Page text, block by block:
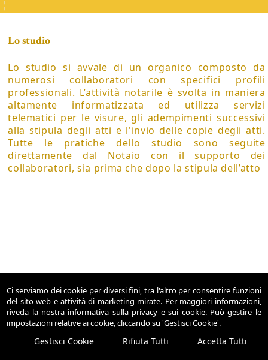
Ci serviamo dei cookie per diversi fini, tra l'altro per consentire funzioni
del sito web e attività di marketing mirate. Per maggiori informazioni,
riveda la nostra informativa sulla privacy e sui cookie. Può gestire le
impostazioni relative ai cookie, cliccando su 'Gestisci Cookie'.
Accetta Tutti
Rifiuta Tutti
Gestisci Cookie
Lo studio
Lo studio si avvale di un organico composto da
numerosi collaboratori con specifici profili
professionali. L’attività notarile è svolta in maniera
altamente informatizzata ed utilizza servizi
telematici per le visure, gli adempimenti successivi
alla stipula degli atti e l'invio delle copie degli atti.
Tutte le pratiche dello studio sono seguite
direttamente dal Notaio con il supporto dei
collaboratori, sia prima che dopo la stipula dell’atto
Studio Dr. Francesco Mannarella Notaio
Via Antonio Locatelli, 23 -Bergamo,BG
© 2026 Copyright Studio Notaio Francesco Mannarella. Tutti i diritti riservati |